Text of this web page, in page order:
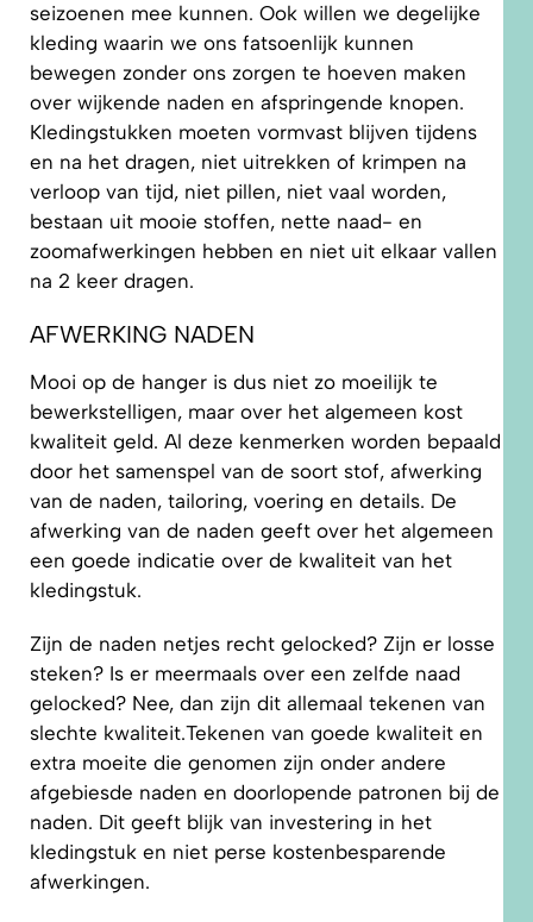
seizoenen mee kunnen. Ook willen we degelijke
kleding waarin we ons fatsoenlijk kunnen
bewegen zonder ons zorgen te hoeven maken
over wijkende naden en afspringende knopen.
Kledingstukken moeten vormvast blijven tijdens
en na het dragen, niet uitrekken of krimpen na
verloop van tijd, niet pillen, niet vaal worden,
bestaan uit mooie stoffen, nette naad- en
zoomafwerkingen hebben en niet uit elkaar vallen
na 2 keer dragen.
AFWERKING NADEN
Mooi op de hanger is dus niet zo moeilijk te
bewerkstelligen, maar over het algemeen kost
kwaliteit geld. Al deze kenmerken worden bepaald
door het samenspel van de soort stof, afwerking
van de naden, tailoring, voering en details. De
afwerking van de naden geeft over het algemeen
een goede indicatie over de kwaliteit van het
kledingstuk.
Zijn de naden netjes recht gelocked? Zijn er losse
steken? Is er meermaals over een zelfde naad
gelocked? Nee, dan zijn dit allemaal tekenen van
slechte kwaliteit.Tekenen van goede kwaliteit en
extra moeite die genomen zijn onder andere
afgebiesde naden en doorlopende patronen bij de
naden. Dit geeft blijk van investering in het
kledingstuk en niet perse kostenbesparende
afwerkingen.